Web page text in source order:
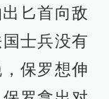
·雷马克写
咒骂普鲁
泥淖的反
的普鲁士